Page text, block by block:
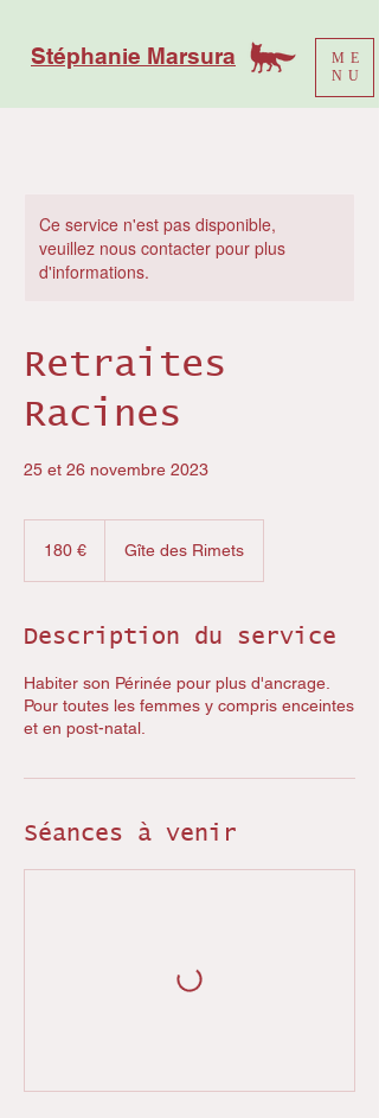
Stéphanie Marsura
ME
NU
Ce service n'est pas disponible,
veuillez nous contacter pour plus
d'informations.
Retraites
Racines
25 et 26 novembre 2023
180 € Gîte des Rimets
Description du service
Habiter son Périnée pour plus d'ancrage.
Pour toutes les femmes y compris enceintes
et en post-natal.
Séances à venir